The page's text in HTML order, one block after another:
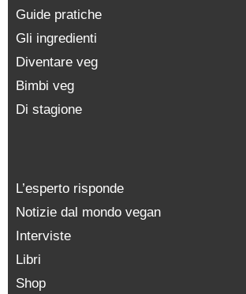
Guide pratiche
Gli ingredienti
Diventare veg
Bimbi veg
Di stagione
L’esperto risponde
Notizie dal mondo vegan
Interviste
Libri
Shop